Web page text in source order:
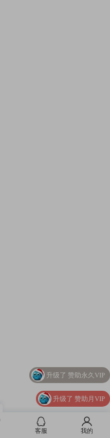
客服 我的
升级了 赞助永久VIP
升级了 赞助月VIP
升级了 赞助月VIP